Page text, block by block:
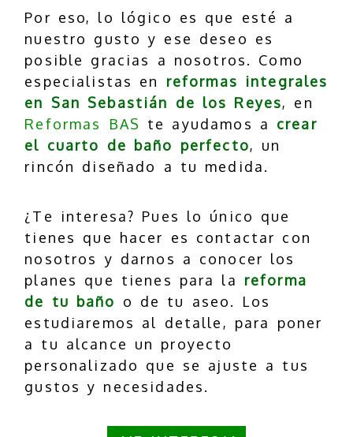
Por eso, lo lógico es que esté a
nuestro gusto y ese deseo es
posible gracias a nosotros. Como
especialistas en reformas integrales
en San Sebastián de los Reyes, en
Reformas BAS te ayudamos a crear
el cuarto de baño perfecto, un
rincón diseñado a tu medida.
¿Te interesa? Pues lo único que
tienes que hacer es contactar con
nosotros y darnos a conocer los
planes que tienes para la reforma
de tu baño o de tu aseo. Los
estudiaremos al detalle, para poner
a tu alcance un proyecto
personalizado que se ajuste a tus
gustos y necesidades.